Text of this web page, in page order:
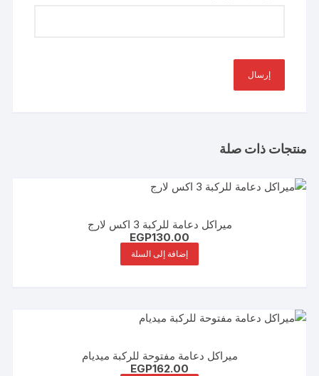
منتجات ذات صلة
ميراكل دعامة للركبة 3 اكس لارج
EGP130.00
إضافة إلى السلة
ميراكل دعامة مفتوحة للركبة ميديام
EGP162.00